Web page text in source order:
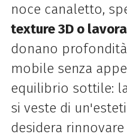
noce canaletto,
texture 3D o
donano
mobile senza
equilibrio sottile:
si veste di
desidera